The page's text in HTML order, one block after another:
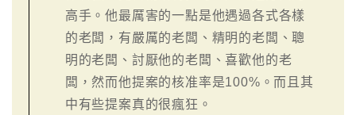
高手。他最厲害的一點是他遇過各式各樣
的老闆，有嚴厲的老闆、精明的老闆、聰
明的老闆、討厭他的老闆、喜歡他的老
闆，然而他提案的核准率是100%。而且其
中有些提案真的很瘋狂。